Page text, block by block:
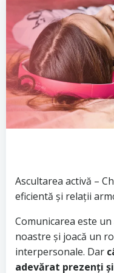
Ascultarea activă –
eficientă și relații
Comunicarea este
noastre și joacă un
interpersonale. Dar
adevărat prezenți